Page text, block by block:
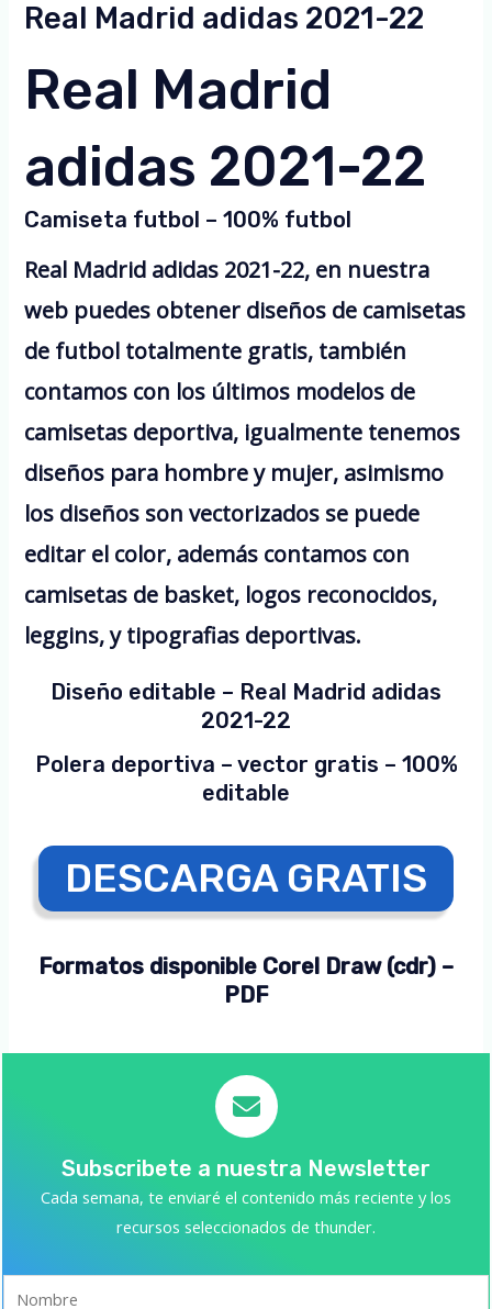
Real Madrid adidas 2021-22
Real Madrid
adidas 2021-22
Camiseta futbol – 100% futbol
Real Madrid adidas 2021-22, en nuestra
web puedes obtener diseños de camisetas
de futbol totalmente gratis, también
contamos con los últimos modelos de
camisetas deportiva, igualmente tenemos
diseños para hombre y mujer, asimismo
los diseños son vectorizados se puede
editar el color, además contamos con
camisetas de basket, logos reconocidos,
leggins, y tipografias deportivas.
Diseño editable – Real Madrid adidas
2021-22
Polera deportiva – vector gratis – 100%
editable
DESCARGA GRATIS
Formatos disponible Corel Draw (cdr) –
PDF
Subscribete a nuestra Newsletter
Cada semana, te enviaré el contenido más reciente y los
recursos seleccionados de thunder.